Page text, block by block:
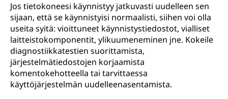
Jos tietokoneesi käynnistyy jatkuvasti uudelleen sen
sijaan, että se käynnistyisi normaalisti, siihen voi olla
useita syitä: vioittuneet käynnistystiedostot, vialliset
laitteistokomponentit, ylikuumeneminen jne. Kokeile
diagnostiikkatestien suorittamista,
järjestelmätiedostojen korjaamista
komentokehotteella tai tarvittaessa
käyttöjärjestelmän uudelleenasentamista.